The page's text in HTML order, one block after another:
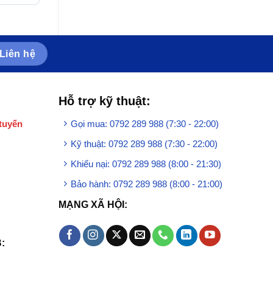
Liên hệ
Hỗ trợ kỹ thuật:
Gọi mua: 0792 289 988 (7:30 - 22:00)
Kỹ thuật: 0792 289 988 (7:30 - 22:00)
Khiếu nại: 0792 289 988 (8:00 - 21:30)
Bảo hành: 0792 289 988 (8:00 - 21:00)
MẠNG XÃ HỘI: